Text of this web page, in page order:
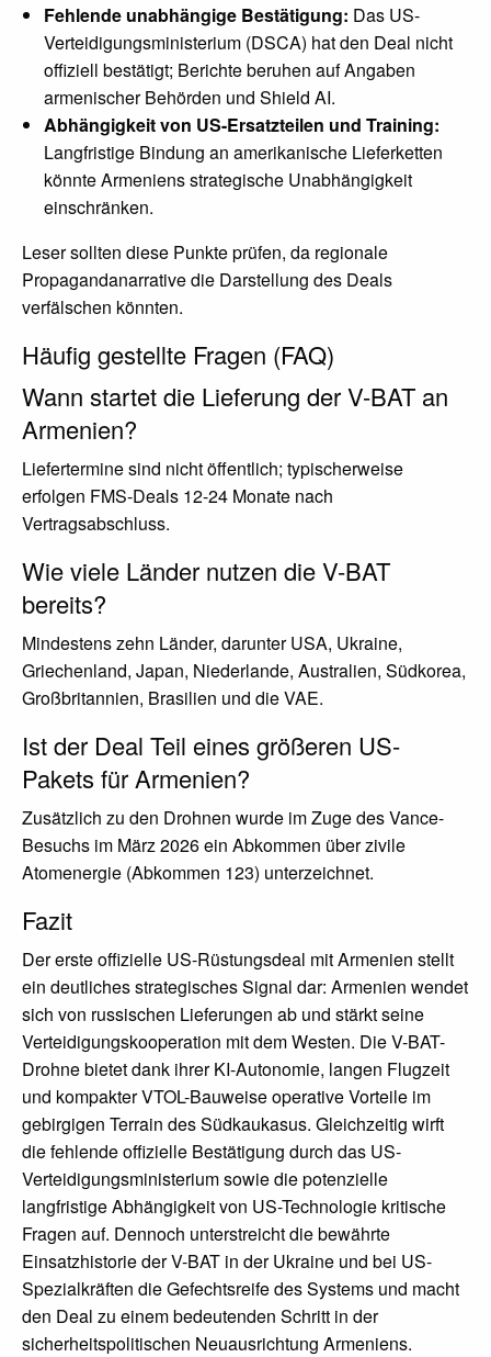
Fehlende unabhängige Bestätigung: Das US-
Verteidigungsministerium (DSCA) hat den Deal nicht
offiziell bestätigt; Berichte beruhen auf Angaben
armenischer Behörden und Shield AI.
Abhängigkeit von US-Ersatzteilen und Training:
Langfristige Bindung an amerikanische Lieferketten
könnte Armeniens strategische Unabhängigkeit
einschränken.
Leser sollten diese Punkte prüfen, da regionale
Propagandanarrative die Darstellung des Deals
verfälschen könnten.
Häufig gestellte Fragen (FAQ)
Wann startet die Lieferung der V-BAT an
Armenien?
Liefertermine sind nicht öffentlich; typischerweise
erfolgen FMS-Deals 12-24 Monate nach
Vertragsabschluss.
Wie viele Länder nutzen die V-BAT
bereits?
Mindestens zehn Länder, darunter USA, Ukraine,
Griechenland, Japan, Niederlande, Australien, Südkorea,
Großbritannien, Brasilien und die VAE.
Ist der Deal Teil eines größeren US-
Pakets für Armenien?
Zusätzlich zu den Drohnen wurde im Zuge des Vance-
Besuchs im März 2026 ein Abkommen über zivile
Atomenergie (Abkommen 123) unterzeichnet.
Fazit
Der erste offizielle US-Rüstungsdeal mit Armenien stellt
ein deutliches strategisches Signal dar: Armenien wendet
sich von russischen Lieferungen ab und stärkt seine
Verteidigungskooperation mit dem Westen. Die V-BAT-
Drohne bietet dank ihrer KI-Autonomie, langen Flugzeit
und kompakter VTOL-Bauweise operative Vorteile im
gebirgigen Terrain des Südkaukasus. Gleichzeitig wirft
die fehlende offizielle Bestätigung durch das US-
Verteidigungsministerium sowie die potenzielle
langfristige Abhängigkeit von US-Technologie kritische
Fragen auf. Dennoch unterstreicht die bewährte
Einsatzhistorie der V-BAT in der Ukraine und bei US-
Spezialkräften die Gefechtsreife des Systems und macht
den Deal zu einem bedeutenden Schritt in der
sicherheitspolitischen Neuausrichtung Armeniens.